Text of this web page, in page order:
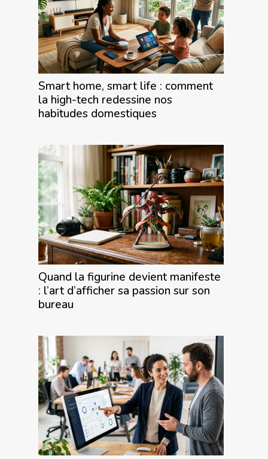
Smart home, smart life : comment
la high-tech redessine nos
habitudes domestiques
Quand la figurine devient manifeste
: l’art d’afficher sa passion sur son
bureau